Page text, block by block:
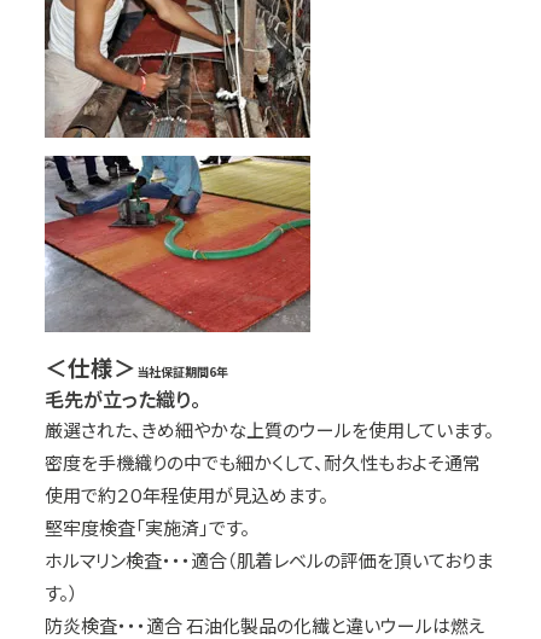
＜仕様＞ 当社保証期間6年
毛先が立った織り。
厳選された、きめ細やかな上質のウールを使用しています。
密度を手機織りの中でも細かくして、耐久性もおよそ通常
使用で約２０年程使用が見込めます。
堅牢度検査「実施済」です。
ホルマリン検査・・・適合（肌着レベルの評価を頂いておりま
す。）
防炎検査・・・適合 石油化製品の化繊と違いウールは燃え